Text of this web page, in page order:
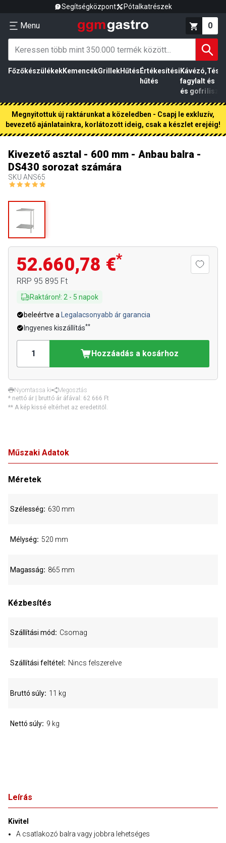
Segítségközpont Pótalkatrészek
Menu 0
FőzőkészülékekKemencékGrillekHűtés Értékesítési
hűtés
Kávézó,
fagylalt
és gofri
és
liszt
Megnyitottuk új raktárunkat a közeledben - Csapj le exkluzív,
bevezető ajánlatainkra, korlátozott ideig, csak a készlet erejéig!
Kivezető asztal - 600 mm - Anbau balra -
DS430 sorozat számára
SKU ANS65
52.660,78 €*
RRP 95 895 Ft
Raktáron!: 2 - 5 napok
beleértve a
Legalacsonyabb ár garancia
Ingyenes kiszállítás**
Hozzáadás a kosárhoz
Nyomtassa ki
Megosztás
* nettó ár | bruttó ár áfával: 62 666 Ft
** A kép kissé eltérhet az eredetitől.
Leírás
Kivitel
A csatlakozó balra vagy jobbra lehetséges
Műszaki Adatok
Méretek
Szélesség 630 mm
Mélység 520 mm
Magasság 865 mm
Kézbesítés
Szállítási mód Csomag
Szállítási feltétel Nincs felszerelve
Bruttó súly 11 kg
Nettó súly 9 kg